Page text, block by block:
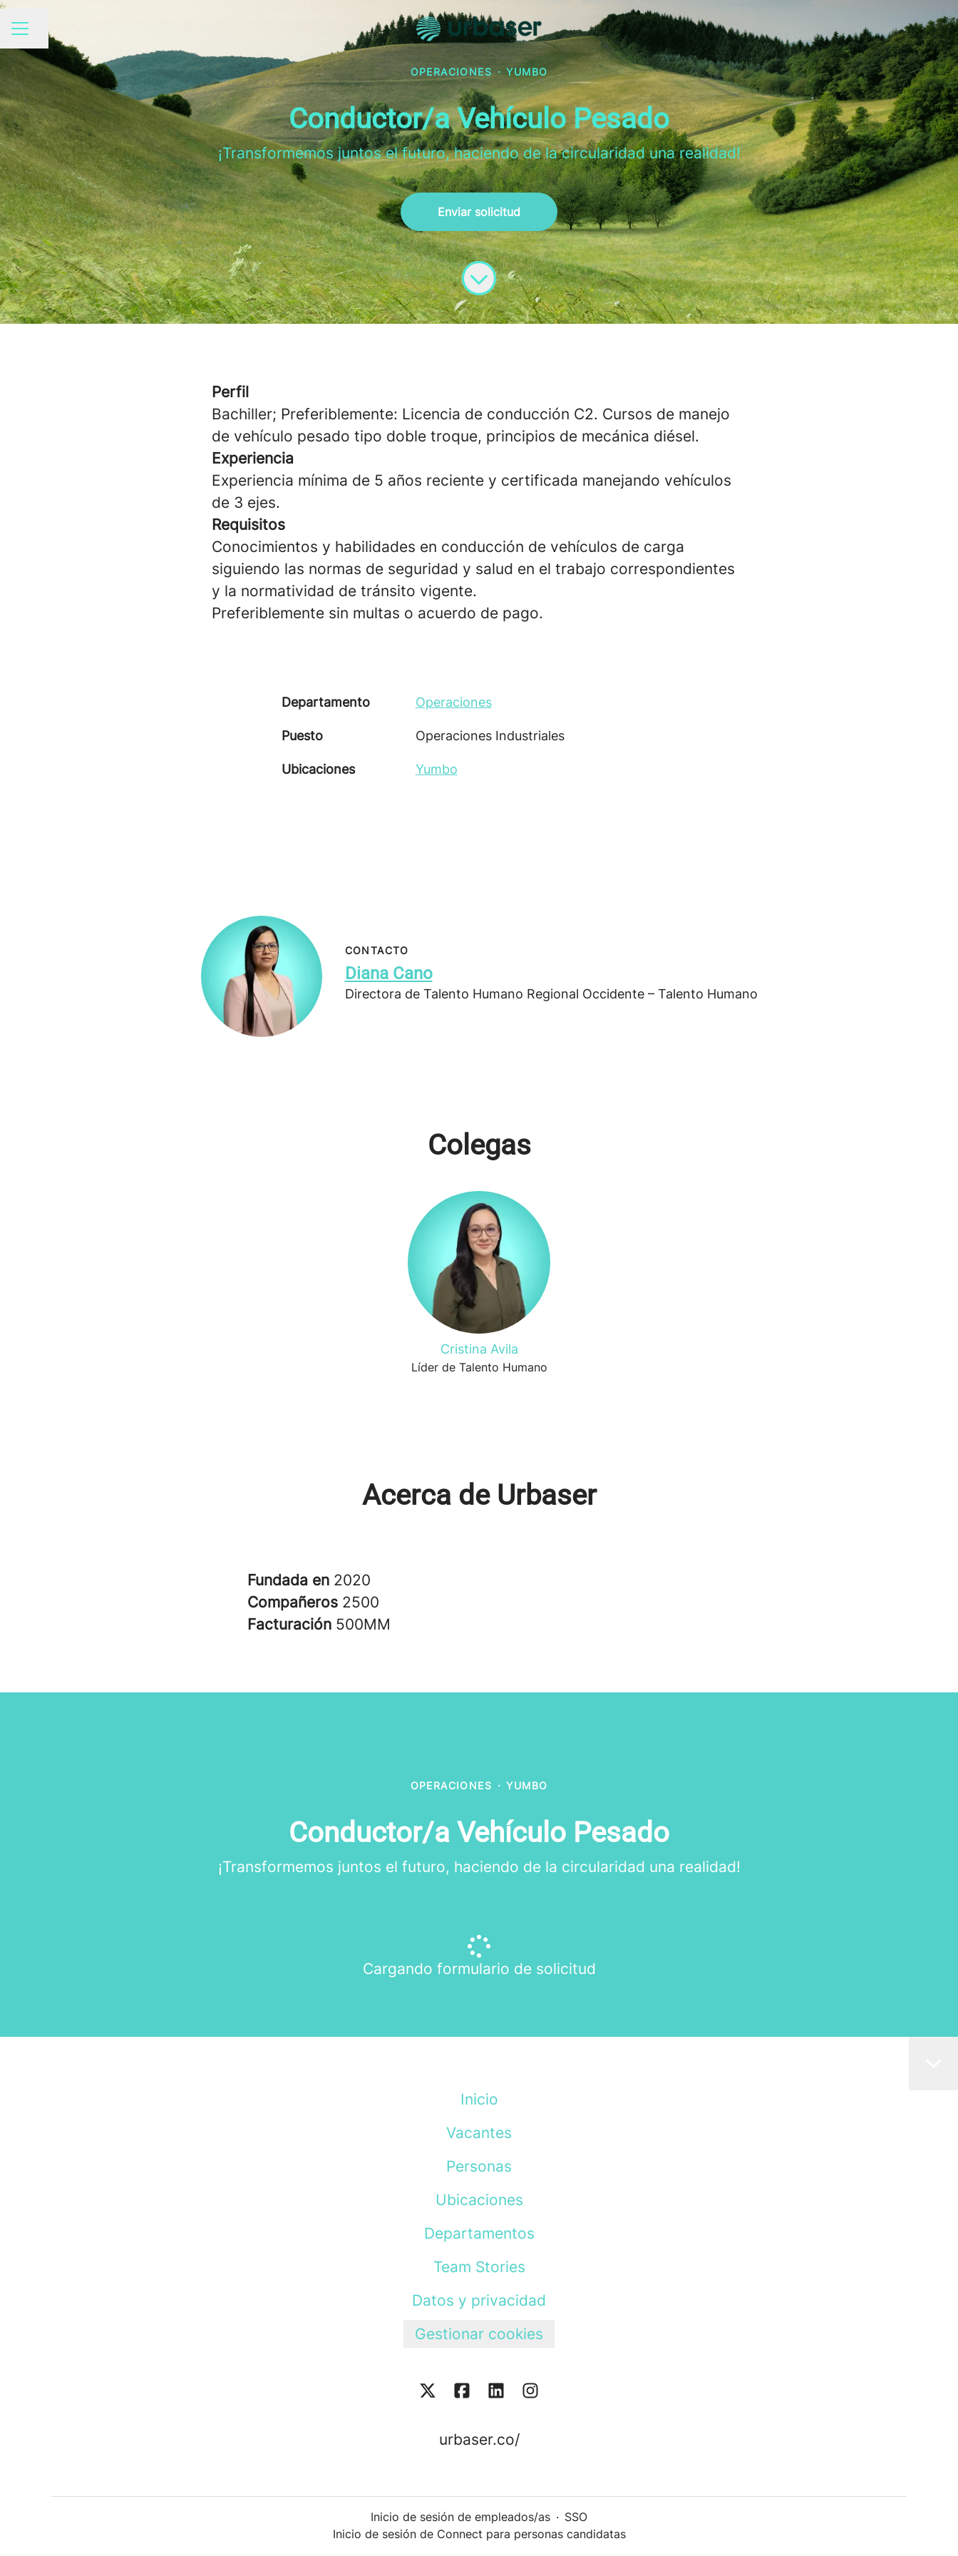
MENÚ DE EMPLEO
Compartir página
OPERACIONES · YUMBO
Conductor/a Vehículo Pesado
¡Transformemos juntos el futuro, haciendo de la circularidad una realidad!
Enviar solicitud
Perfil
Bachiller; Preferiblemente: Licencia de conducción C2. Cursos de manejo
de vehículo pesado tipo doble troque, principios de mecánica diésel.
Experiencia
Experiencia mínima de 5 años reciente y certificada manejando vehículos
de 3 ejes.
Requisitos
Conocimientos y habilidades en conducción de vehículos de carga
siguiendo las normas de seguridad y salud en el trabajo correspondientes
y la normatividad de tránsito vigente.
Preferiblemente sin multas o acuerdo de pago.
Departamento Operaciones
Puesto Operaciones Industriales
Ubicaciones Yumbo
CONTACTO
Diana Cano
Directora de Talento Humano Regional Occidente – Talento Humano
Colegas
Cristina Avila
Líder de Talento Humano
Acerca de Urbaser
Fundada en 2020
Compañeros 2500
Facturación 500MM
OPERACIONES · YUMBO
Conductor/a Vehículo Pesado
¡Transformemos juntos el futuro, haciendo de la circularidad una realidad!
Cargando formulario de solicitud
Inicio
Vacantes
Personas
Ubicaciones
Departamentos
Team Stories
Datos y privacidad
Gestionar cookies
urbaser.co/
Inicio de sesión de empleados/as · SSO
Inicio de sesión de Connect para personas candidatas